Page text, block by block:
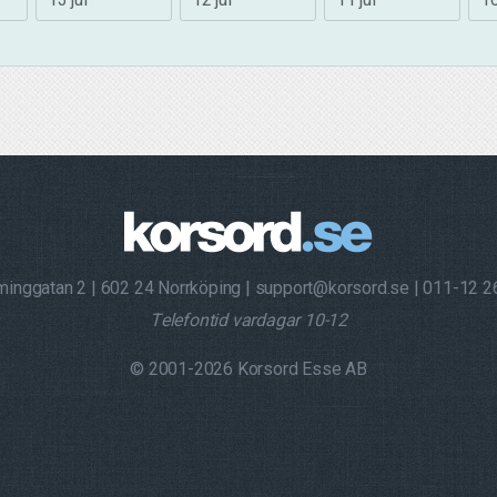
2 602 24 Norrköping support@korsord.se
011-12
Telefontid vardagar 10-12
© 2001-2026 Korsord Esse AB